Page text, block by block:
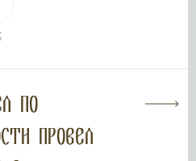
по
провел